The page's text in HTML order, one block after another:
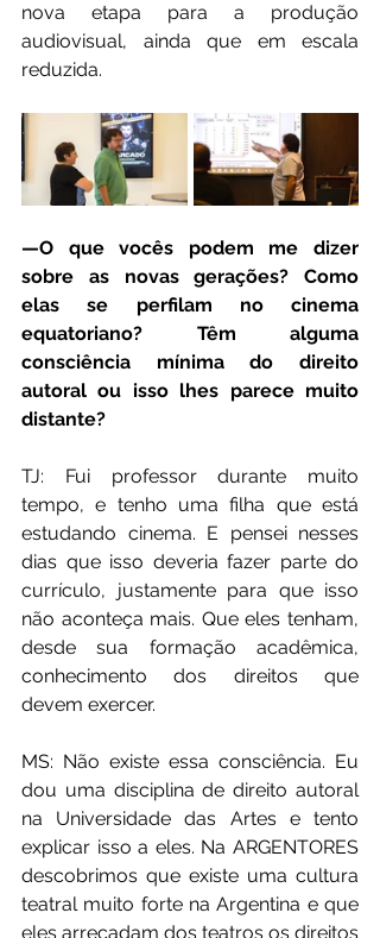
nova etapa para a produção
audiovisual, ainda que em escala
reduzida.
—O que vocês podem me dizer
sobre as novas gerações? Como
elas se perfilam no cinema
equatoriano? Têm alguma
consciência mínima do direito
autoral ou isso lhes parece muito
distante?
TJ: Fui professor durante muito
tempo, e tenho uma filha que está
estudando cinema. E pensei nesses
dias que isso deveria fazer parte do
currículo, justamente para que isso
não aconteça mais. Que eles tenham,
desde sua formação acadêmica,
conhecimento dos direitos que
devem exercer.
MS: Não existe essa consciência. Eu
dou uma disciplina de direito autoral
na Universidade das Artes e tento
explicar isso a eles. Na ARGENTORES
descobrimos que existe uma cultura
teatral muito forte na Argentina e que
eles arrecadam dos teatros os direitos